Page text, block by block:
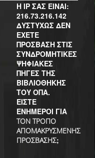
Η IP ΣΑΣ ΕΙΝΑΙ:
216.73.216.142
ΔΥΣΤΥΧΩΣ ΔΕΝ
ΕΧΕΤΕ
ΠΡΟΣΒΑΣΗ ΣΤΙΣ
ΣΥΝΔΡΟΜΗΤΙΚΕΣ
ΨΗΦΙΑΚΕΣ
ΠΗΓΕΣ ΤΗΣ
ΒΙΒΛΙΟΘΗΚΗΣ
ΤΟΥ ΟΠΑ.
ΕΙΣΤΕ
ΕΝΗΜΕΡΟΙ ΓΙΑ
ΤΟΝ ΤΡΟΠΟ
ΑΠΟΜΑΚΡΥΣΜΕΝΗΣ
ΠΡΟΣΒΑΣΗΣ;